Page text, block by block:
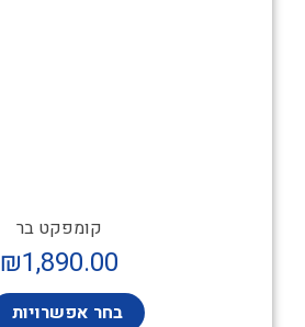
קומפקט בר
₪1,890.00
בחר אפשרויות